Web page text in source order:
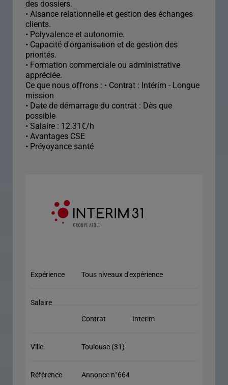
des dossiers.
• Aisance relationnelle et gestion des échanges
clients.
• Polyvalence et autonomie.
• Capacité d'organisation et de gestion des
priorités.
• Formation commerciale ou administrative
appréciée.
Ce que nous offrons : • Contrat : Intérim - Longue
mission
• Date de démarrage du contrat : Dès que
possible
• Salaire : 12.31€/h
• Avantages CSE
• Prévoyance santé
Expérience Tous niveaux d'expérience
Salaire
Contrat
Interim
Ville Toulouse (31)
Référence Annonce n°664